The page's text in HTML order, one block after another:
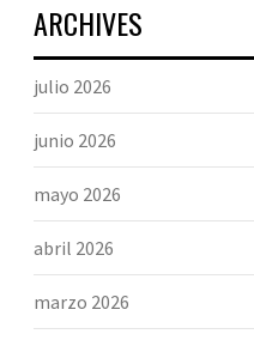
ARCHIVES
julio 2026
junio 2026
mayo 2026
abril 2026
marzo 2026